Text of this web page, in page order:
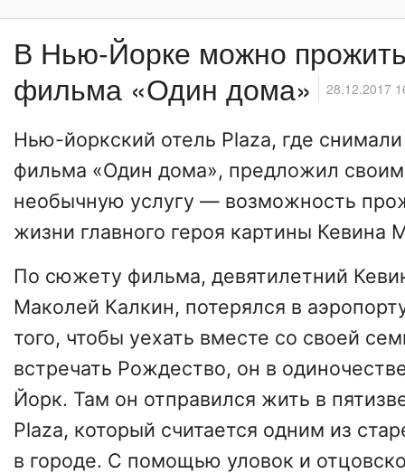
В Нью-Йорке можно
фильма «Один дома»
28.12.2017
Нью-йоркcкий отель Plaza, где
фильма «Один дома», предложил
необычную услугу — возможность
жизни главного героя картины Кевина
По сюжету фильма, девятилетний
Маколей Калкин, потерялся в
того, чтобы уехать вместе со своей
встречать Рождество, он в
Йорк. Там он отправился жить в
Plaza, который считается одним из
в городе. С помощью уловок и